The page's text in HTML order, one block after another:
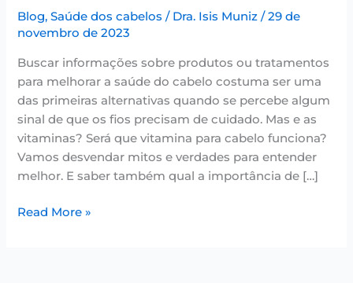
Blog,Saúde dos cabelos / Dra. Isis Muniz/29 de
novembro de 2023
Buscar informações sobre produtos ou tratamentos
para melhorar a saúde do cabelo costuma ser uma
das primeiras alternativas quando se percebe algum
sinal de que os fios precisam de cuidado. Mas e as
vitaminas? Será que vitamina para cabelo funciona?
Vamos desvendar mitos e verdades para entender
melhor. E saber também qual a importância de […]
Read More »